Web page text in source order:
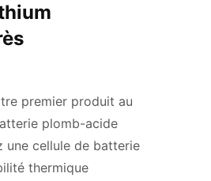
premier produit au
plomb-acide
une cellule de batterie
thermique